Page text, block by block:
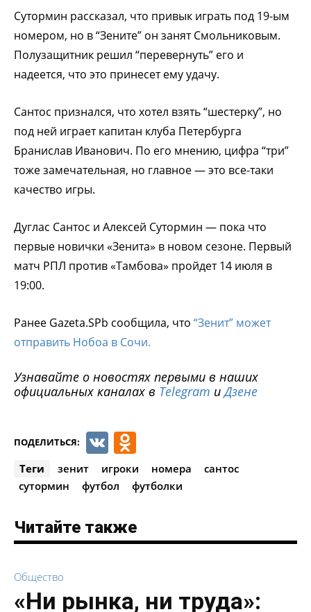
Сутормин рассказал, что привык играть под 19-ым
номером, но в “Зените” он занят Смольниковым.
Полузащитник решил “перевернуть” его и
надеется, что это принесет ему удачу.
Сантос признался, что хотел взять “шестерку”, но
под ней играет капитан клуба Петербурга
Бранислав Иванович. По его мнению, цифра “три”
тоже замечательная, но главное — это все-таки
качество игры.
Дуглас Сантос и Алексей Сутормин — пока что
первые новички «Зенита» в новом сезоне. Первый
матч РПЛ против «Тамбова» пройдет 14 июля в
19:00.
Ранее Gazeta.SPb сообщила, что “Зенит” может
отправить Нобоа в Сочи.
Узнавайте о новостях первыми в наших
официальных каналах в Telegram иДзене
ПОДЕЛИТЬСЯ: VK
Теги зенит игроки номера
сантос
сутормин
футбол футболки
Читайте также
Общество
«Ни рынка, ни труда»: